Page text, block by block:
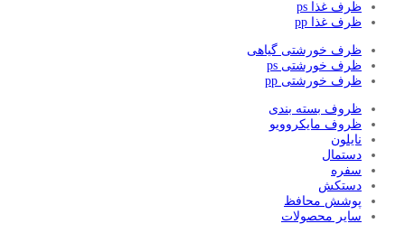
ظرف غذا ps
ظرف غذا pp
ظرف خورشتی گیاهی
ظرف خورشتی ps
ظرف خورشتی pp
ظروف بسته بندی
ظروف مایکروویو
نایلون
دستمال
سفره
دستکش
پوشش محافظ
سایر محصولات